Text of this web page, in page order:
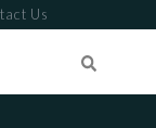
Us